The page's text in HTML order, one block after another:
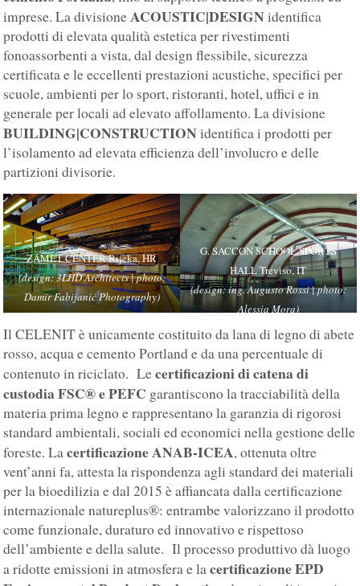
imprese. La divisioneACOUSTIC|DESIGN identifica
prodotti di elevata qualità estetica per rivestimenti
fonoassorbenti a vista, dal design flessibile, sicurezza
certificata e le eccellenti prestazioni acustiche, specifici per
scuole, ambienti per lo sport, ristoranti, hotel, uffici e in
generale per locali ad elevato affollamento. La divisione
BUILDING|CONSTRUCTION identifica i prodotti per
l’isolamento ad elevata efficienza dell’involucro e delle
partizioni divisorie.
ZAMET CENTER Rijeka, HR
(design: 3LHD Architects | photo:
Damir Fabijanić Photography)
G. SACCON SCHOOL SPORTS
HALL Treviso, IT
(design: ing. Augusto Rossi | photo:
Alessia Mora)
Il CELENIT è unicamente costituito da lana di legno di abete
rosso, acqua e cemento Portland e da una percentuale di
contenuto in riciclato. Lecertificazioni di catena di
custodia FSC® e PEFC garantiscono la tracciabilità della
materia prima legno e rappresentano la garanzia di rigorosi
standard ambientali, sociali ed economici nella gestione delle
foreste. Lacertificazione ANAB-ICEA, ottenuta oltre
vent’anni fa, attesta la rispondenza agli standard dei materiali
per la bioedilizia e dal 2015 è affiancata dalla certificazione
internazionale natureplus®: entrambe valorizzano il prodotto
come funzionale, duraturo ed innovativo e rispettoso
dell’ambiente e della salute. Il processo produttivo dà luogo
a ridotte emissioni in atmosfera e lacertificazione EPD